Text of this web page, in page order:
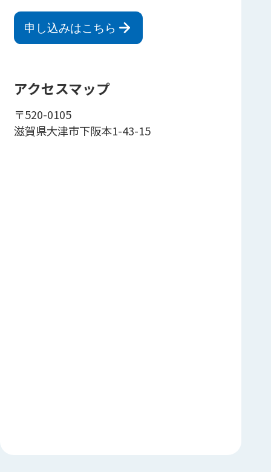
申し込みはこちら
アクセスマップ
〒520-0105
滋賀県大津市下阪本1-43-15